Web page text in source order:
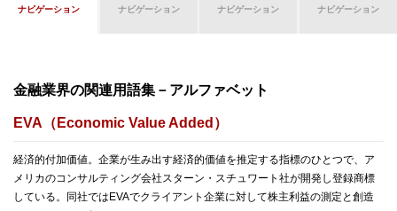
ナビゲーション
ナビゲーション
ナビゲーション
ナビゲーション
金融業界の関連用語集－アルファベット
EVA（Economic Value Added）
経済的付加価値。企業が生み出す経済的価値を推定する指標のひとつで、ア
メリカのコンサルティング会社スターン・スチュワート社が開発し登録商標
している。同社ではEVAでクライアント企業に対して株主利益の測定と創造